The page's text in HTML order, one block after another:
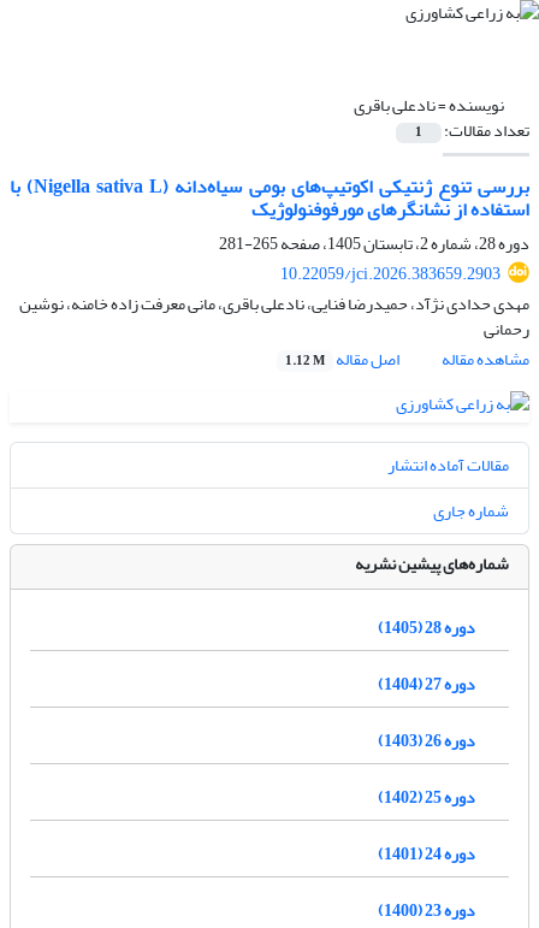
نویسنده =نادعلی باقری
تعداد مقالات: 1
بررسی تنوع ژنتیکی اکوتیپ‌های بومی سیاه‌دانه (Nigella sativa L) با
استفاده از نشانگرهای مورفوفنولوژیک
دوره 28، شماره 2، تابستان 1405، صفحه
265-281
10.22059/jci.2026.383659.2903
مهدی حدادی نژآد، حمیدرضا فنایی، نادعلی باقری، مانی معرفت زاده خامنه، نوشین
رحمانی
مشاهده مقاله
اصل مقاله 1.12 M
مقالات آماده انتشار
شماره جاری
شماره‌های پیشین نشریه
دوره 28 (1405)
دوره 27 (1404)
دوره 26 (1403)
دوره 25 (1402)
دوره 24 (1401)
دوره 23 (1400)